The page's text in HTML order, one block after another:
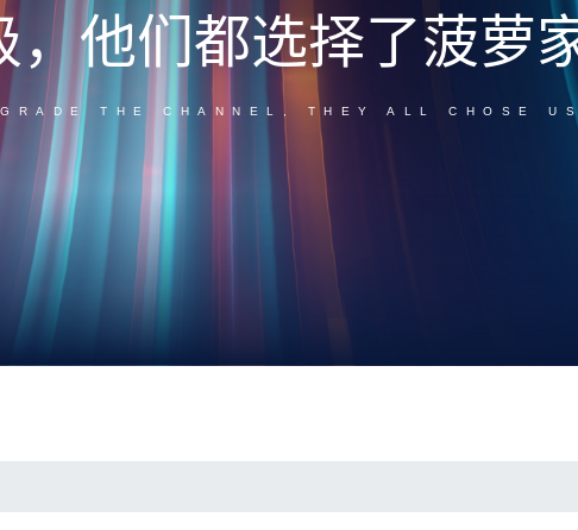
家居品牌与经销商AI短视频内容生产系统。
，他们都选择了菠萝
THE CHANNEL, THEY ALL CHOSE US